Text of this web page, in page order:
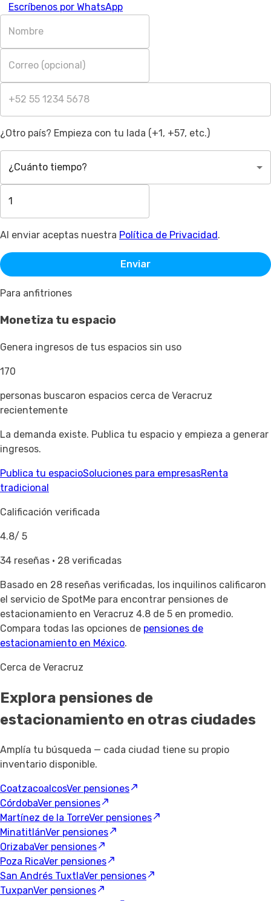
Escríbenos por WhatsApp
¿Otro país? Empieza con tu lada (+1, +57, etc.)
¿Cuánto tiempo?
Al enviar aceptas nuestra Política de Privacidad.
Enviar
Para anfitriones
Monetiza tu espacio
Genera ingresos de tus espacios sin uso
170
personas buscaron espacios cerca de Veracruz
recientemente
La demanda existe. Publica tu espacio y empieza a generar
ingresos.
Publica tu espacioSoluciones para empresasRenta
tradicional
Calificación verificada
4.8/ 5
34 reseñas · 28 verificadas
Basado en 28 reseñas verificadas, los inquilinos calificaron
el servicio de SpotMe para encontrar pensiones de
estacionamiento en Veracruz 4.8 de 5 en promedio.
Compara todas las opciones de pensiones de
estacionamiento en México.
Cerca de Veracruz
Explora pensiones de
estacionamiento en otras ciudades
Amplía tu búsqueda — cada ciudad tiene su propio
inventario disponible.
CoatzacoalcosVer pensiones
CórdobaVer pensiones
Martínez de la TorreVer pensiones
MinatitlánVer pensiones
OrizabaVer pensiones
Poza RicaVer pensiones
San Andrés TuxtlaVer pensiones
TuxpanVer pensiones